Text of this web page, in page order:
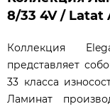
8/33 4V / Latat
Коллекция
представляет
33 класса
Ламинат